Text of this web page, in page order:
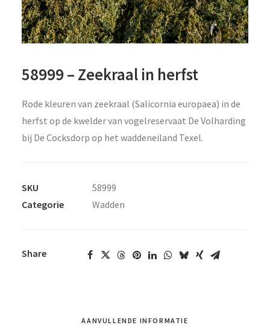
58999 – Zeekraal in herfst
Rode kleuren van zeekraal (Salicornia europaea) in de
herfst op de kwelder van vogelreservaat De Volharding
bij De Cocksdorp op het waddeneiland Texel.
SKU
58999
Categorie
Wadden
Share
AANVULLENDE INFORMATIE